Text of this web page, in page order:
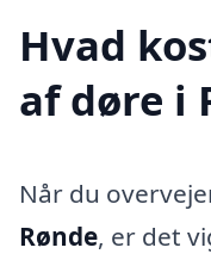
Hvad
af døre i
Når du
Rønde, er det